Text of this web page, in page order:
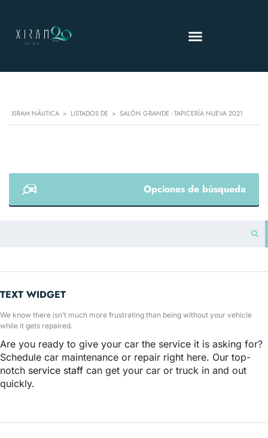
XIRAM NÁUTICA > LISTADOS DE > SALÓN GRANDE - TAPICERÍA NUEVA 2021
Opciones de búsqueda
TEXT WIDGET
We know there isn’t much more frustrating than being without your vehicle
while it gets repaired.
Are you ready to give your car the service it is asking for?
Schedule car maintenance or repair right here. Our top-
notch service staff can get your car or truck in and out
quickly.